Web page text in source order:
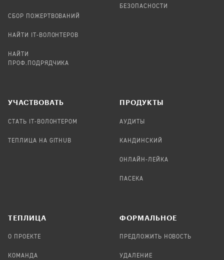
СБОР ПОЖЕРТВОВАНИЙ
НАЙТИ IT-ВОЛОНТЕРОВ
НАЙТИ
ПРОФ.ПОДРЯДЧИКА
БЕЗОПАСНОСТИ
УЧАСТВОВАТЬ
СТАТЬ IT-ВОЛОНТЕРОМ
ТЕПЛИЦА НА GITHUB
ПРОДУКТЫ
АУДИТЫ
КАНДИНСКИЙ
ОНЛАЙН-ЛЕЙКА
ПАСЕКА
TЕПЛИЦА
О ПРОЕКТЕ
КОМАНДА
ФОРМАЛЬНОЕ
ПРЕДЛОЖИТЬ НОВОСТЬ
УДАЛЕНИЕ